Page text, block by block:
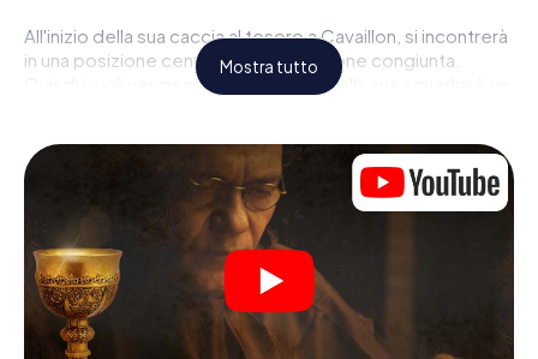
All'inizio della sua caccia al tesoro a Cavaillon, si incontrerà
in una posizione centrale per una riunione congiunta.
Quindi i ruoli vengono distribuiti. Chi della sua squadra è un
caccia al tesoro a Cavaillon c'è un ruolo adatto per ogni
giocatore.
Una volta assegnati i ruoli, può iniziare la caccia al tesoro
del thriller poliziesco a Cavaillon: puoi decifrare codici
crittografati, risolvere complicati compiti logici e cercare
indizi, indizi in vari luoghi della città. Il suo smartphone è il
suo strumento di indagine più importante: la nostra app
web sviluppata appositamente le consente di interrogare
Mostra tutto